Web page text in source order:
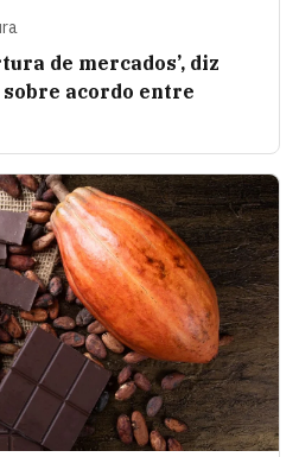
de mercados’, diz
sobre acordo entre